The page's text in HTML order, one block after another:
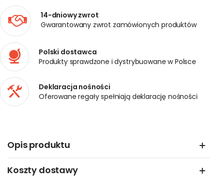
14-dniowy zwrot
Gwarantowany zwrot zamówionych produktów
Polski dostawca
Produkty sprawdzone i dystrybuowane w Polsce
Deklaracja nośności
Oferowane regały spełniają deklarację nośności
Opis produktu
Koszty dostawy